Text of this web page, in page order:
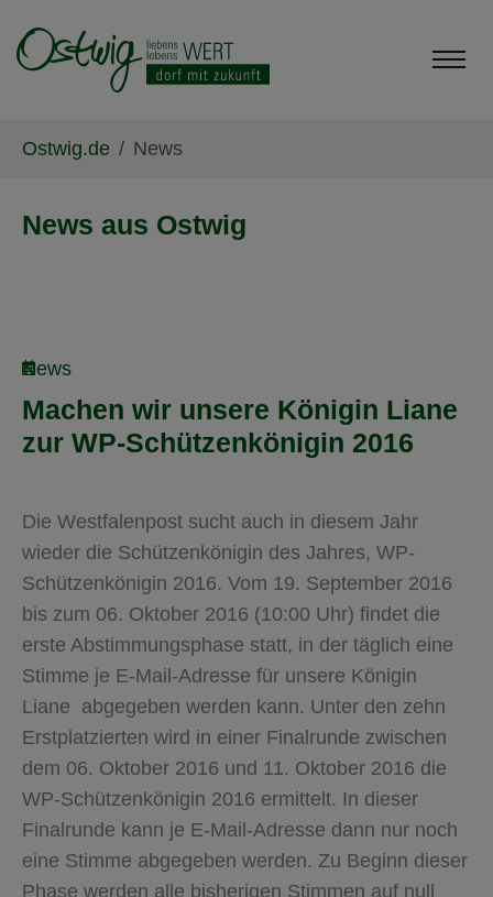
Ostwig.de News
News aus Ostwig
News
Machen wir unsere Königin Liane
zur WP-Schützenkönigin 2016
Die Westfalenpost sucht auch in diesem Jahr
wieder die Schützenkönigin des Jahres, WP-
Schützenkönigin 2016. Vom 19. September 2016
bis zum 06. Oktober 2016 (10:00 Uhr) findet die
erste Abstimmungsphase statt, in der täglich eine
Stimme je E-Mail-Adresse für unsere Königin
Liane abgegeben werden kann. Unter den zehn
Erstplatzierten wird in einer Finalrunde zwischen
dem 06. Oktober 2016 und 11. Oktober 2016 die
WP-Schützenkönigin 2016 ermittelt. In dieser
Finalrunde kann je E-Mail-Adresse dann nur noch
eine Stimme abgegeben werden. Zu Beginn dieser
Phase werden alle bisherigen Stimmen auf null